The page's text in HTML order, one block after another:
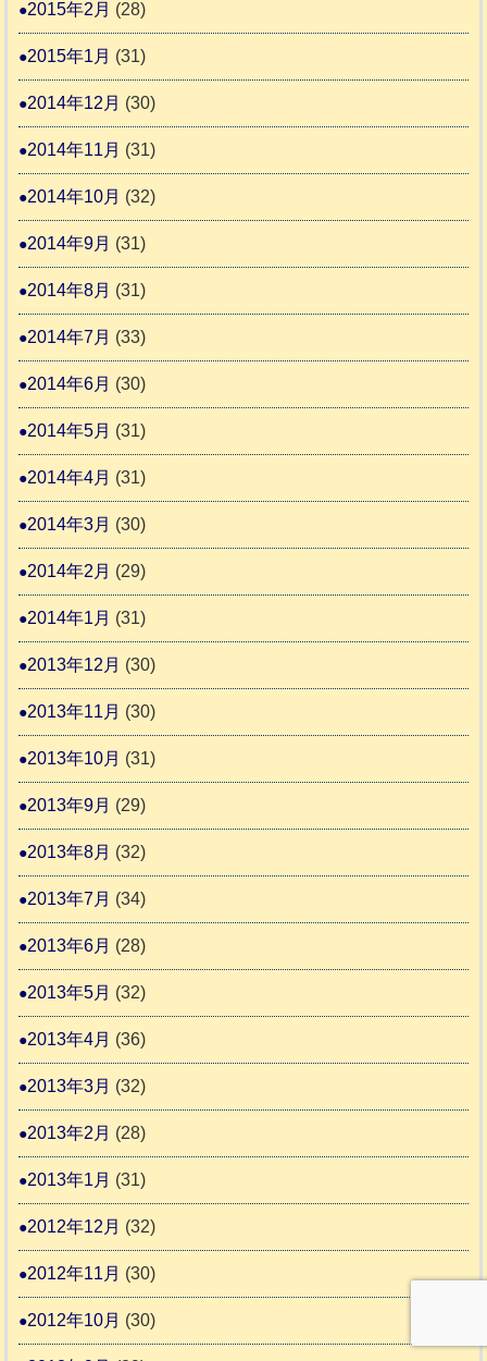
2015年2月 (28)
2015年1月 (31)
2014年12月 (30)
2014年11月 (31)
2014年10月 (32)
2014年9月 (31)
2014年8月 (31)
2014年7月 (33)
2014年6月 (30)
2014年5月 (31)
2014年4月 (31)
2014年3月 (30)
2014年2月 (29)
2014年1月 (31)
2013年12月 (30)
2013年11月 (30)
2013年10月 (31)
2013年9月 (29)
2013年8月 (32)
2013年7月 (34)
2013年6月 (28)
2013年5月 (32)
2013年4月 (36)
2013年3月 (32)
2013年2月 (28)
2013年1月 (31)
2012年12月 (32)
2012年11月 (30)
2012年10月 (30)